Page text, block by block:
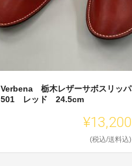
Verbena 栃木レザーサボスリッパ
501 レッド 24.5cm
¥13,200
(税込/送料込)